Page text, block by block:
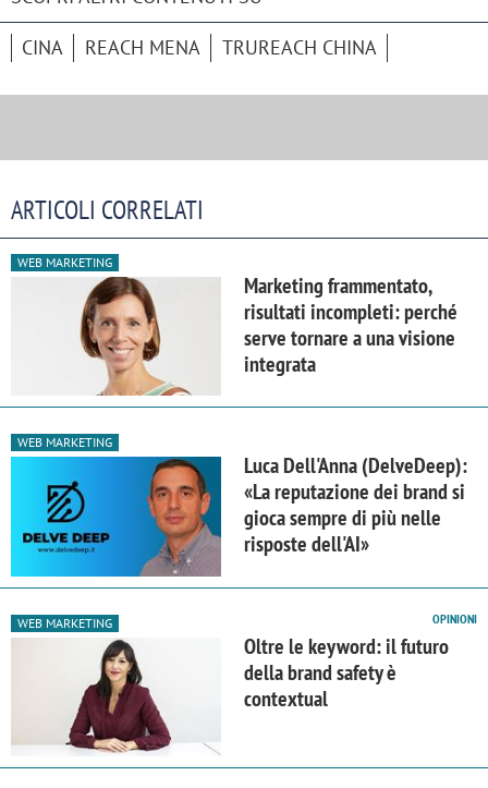
CINA REACH MENA TRUREACH CHINA
ARTICOLI CORRELATI
WEB MARKETING
Marketing frammentato,
risultati incompleti: perché
serve tornare a una visione
integrata
WEB MARKETING
Luca Dell'Anna (DelveDeep):
«La reputazione dei brand si
gioca sempre di più nelle
risposte dell'AI»
WEB MARKETING OPINIONI
Oltre le keyword: il futuro
della brand safety è
contextual